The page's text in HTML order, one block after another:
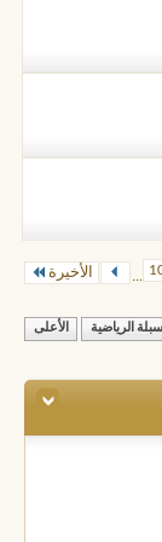
... الأخيرة
الرياضية الأعلى